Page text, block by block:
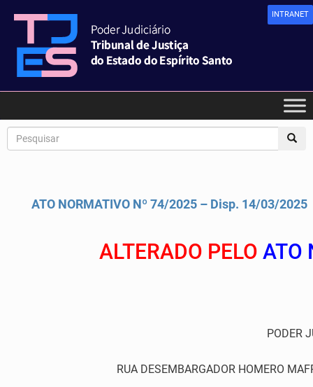
INTRANET
ATO NORMATIVO Nº 74/2025 – Disp. 14/03/2025
ALTERADO PELO ATO
PODER
RUA DESEMBARGADOR HOMERO